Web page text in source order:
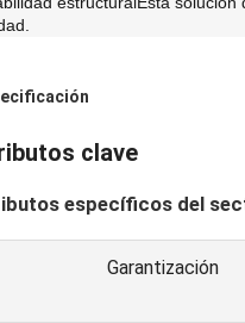
clave
específicos del
Garantización